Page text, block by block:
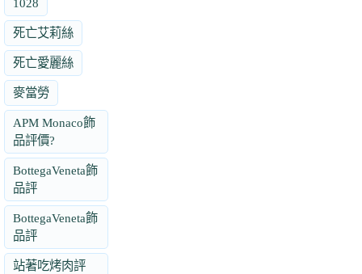
1028
死亡艾莉絲
死亡愛麗絲
麥當勞
APM Monaco飾
品評價?
BottegaVeneta飾
品評
BottegaVeneta飾
品評
站著吃烤肉評